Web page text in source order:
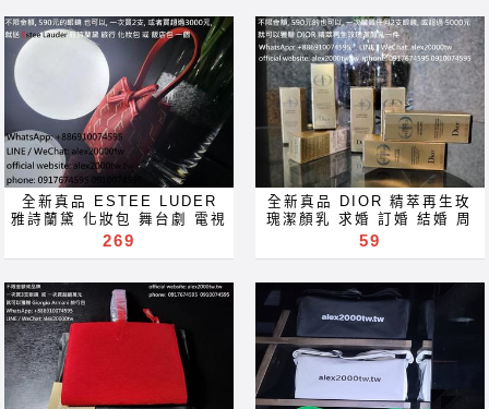
Окуляри bril Kính
glasögon Gelas चश्मा めが
ね 안경 Okulary specula
spectacles glasses
eyeglasses sunglasses
for Rx prescription near
far sighted reading glass
blue ray light block filter
lenses Óculos de sol 선글
라스 Sonnenbrillen
occhiali da sole
solglasögon Kính râm
zonnebril Sluneční brýle
Lunettes de soleil عینک
آفتابی نظارة شمسية
משקפי שמש Сонечныя
акуляры サングラス
solbriller güneş gözlüğü
hita napszemüveg
Sólgleraugu Kacamata धूप
का चश्मा Gafas de sol
แว่นตากันแดด Сонячні
glasögon Gelas चश्मा めが
ね 안경 Okulary specula
ImeMyself Eyewear
casual wear clothes and
accessories משקפיים
spectacles glasses Rx
prescription for near far
sighted reading glass
blue light filter Акуляры
Kacamata Gafas Des
lunettes نظارات очки
Brýle Mga Salamin
occhiali Gläser szemüveg
Окуляри bril Kính
glasögon Gelas चश्मा めが
ね 안경 Okulary specula
ImeMyself Eyewear
casual wear clothes and
工眼鏡 抗藍光 全視線 變色鏡
片 近視 老花 多焦點 鏡片 近
视 眼镜 抗藍光 濾藍光 變色
鏡片 抗蓝光 滤蓝光 全視線
變色鏡片 全视线 变色镜片 禮
物 贈品 禮品 gift for
Акуляры Kacamata Gafas
Des lunettes نظارات очки
Brýle Mga Salamin
occhiali Gläser szemüveg
Окуляри bril Kính
glasögon Gelas चश्मा めが
ね 안경 Okulary specula
eyeglasses sunglasses
for Rx prescription near
far sighted reading glass
blue ray light block filter
lenses Óculos de sol 선글
라스 Sonnenbrillen
occhiali da sole
全新真品 ESTEE LUDER
雅詩蘭黛 化妝包 舞台劇 電視
電影 婚紗照 約會 舞會 求婚
禮物 手工眼鏡 抗藍光 全視線
變色鏡片 近視 老花 多焦點
鏡片 近视 眼镜 抗藍光 濾藍
光 變色鏡片 抗蓝光 滤蓝光
全視線 變色鏡片 全视线 变色
镜片 禮物 贈品 禮品 gift for
Акуляры Kacamata Gafas
269
全新真品 DIOR 精萃再生玫
瑰潔顏乳 求婚 訂婚 結婚 周
年紀念 情人節 母親節 畢業
老花 多焦點 鏡片 近视 眼镜
抗藍光 濾藍光 變色鏡片 抗蓝
光 滤蓝光 全視線 變色鏡片
全视线 变色镜片 禮物 贈品
禮品 gift for Акуляры
Kacamata Gafas Des
lunettes نظارات очки
59